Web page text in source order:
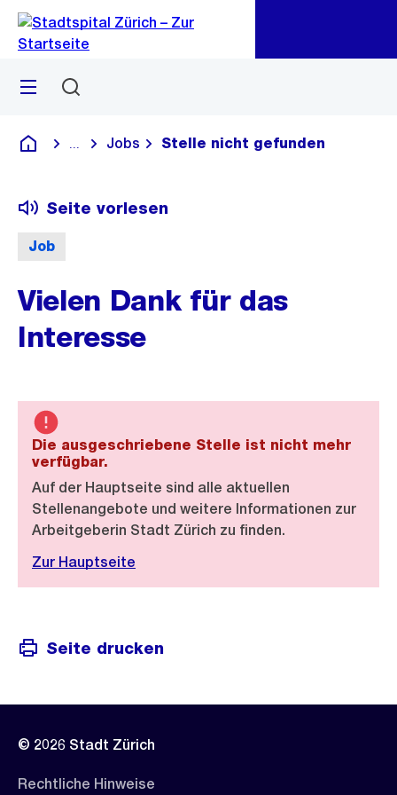
Navigation
Sprunglink
Menü
Krankenhaus
Blende alle Breadcrumbs ein
Jobs Stelle nicht gefunden
Job
Seite vorlesen
Vielen Dank für das
Interesse
Die ausgeschriebene Stelle ist nicht mehr
verfügbar.
Auf der Hauptseite sind alle aktuellen
Stellenangebote und weitere Informationen zur
Arbeitgeberin Stadt Zürich zu finden.
Zur Hauptseite
Seite drucken
© 2026 Stadt Zürich
Rechtliche Hinweise